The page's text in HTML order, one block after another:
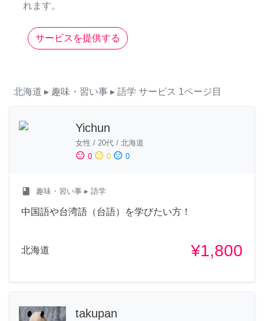
れます。
サービスを提供する
北海道 ▸ 趣味・習い事 ▸ 語学 サービス 1ページ目
Yichun
女性 / 20代 / 北海道
sentiment_satisfied 0 sentiment_neutral 0 sentiment_dissatisfied 0
class 趣味・習い事 ▸ 語学
中国語や台湾語（台語）を学びたい方！
北海道 ¥1,800
takupan